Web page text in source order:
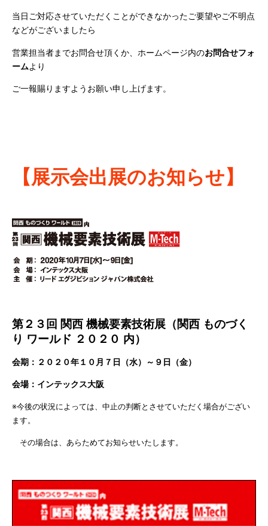
当日ご対応させていただくことができなかったご要望やご不明点
などがございましたら
営業担当者までお問合せ頂くか、 ホームページ内のお問合せフォ
ームより
ご一報賜りますようお願い申し上げます。
【展示会出展のお知らせ】
第２３回 関西 機械要素技術展（関西 ものづく
り ワールド ２０２０ 内）
会期：２０２０年１０月７日（水）～９日（金）
会場： インテックス大阪
※今後の状況によっては、中止の判断とさせていただく場合がござい
ます。
その場合は、あらためてお知らせいたします。